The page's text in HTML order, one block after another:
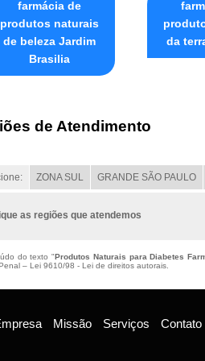
farmácia de
produtos naturais
de beleza Jardim
Brasilia
da
de Atendimento
ZONA SUL GRANDE SÃO PAULO
as regiões que atendemos
do texto "Produtos Naturais para Diabetes
– Lei 9610/98 - Lei de direitos autorais
Missão Serviços Contato